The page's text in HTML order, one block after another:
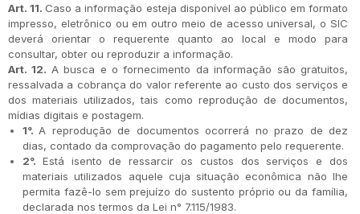
Art. 11.Caso a informação esteja disponível ao público em formato
impresso, eletrônico ou em outro meio de acesso universal, o SIC
deverá orientar o requerente quanto ao local e modo para
consultar, obter ou reproduzir a informação.
Art. 12. A busca e o fornecimento da informação são gratuitos,
ressalvada a cobrança do valor referente ao custo dos serviços e
dos materiais utilizados, tais como reprodução de documentos,
mídias digitais e postagem.
1°.A reprodução de documentos ocorrerá no prazo de dez
dias, contado da comprovação do pagamento pelo requerente.
2°. Está isento de ressarcir os custos dos serviços e dos
materiais utilizados aquele cuja situação econômica não lhe
permita fazê-lo sem prejuízo do sustento próprio ou da família,
declarada nos termos da Lei n° 7.115/1983.